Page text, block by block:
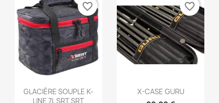
Aperçu rapide
GLACIÈRE SOUPLE K-
LINE 7L SRT SRT
favorite_border
Aperçu rapide
X-CASE GURU
favorite_border